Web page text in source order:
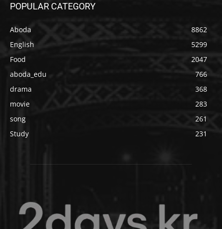
POPULAR CATEGORY
Aboda
8862
English
5299
Food
2047
aboda_edu
766
drama
368
movie
283
song
261
Study
231